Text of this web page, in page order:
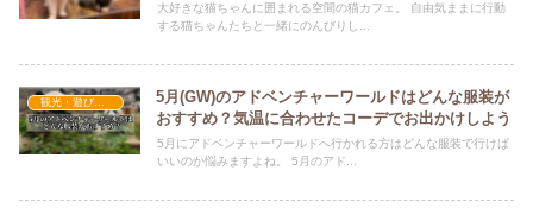
大好きな猫ちゃんに囲まれる空間の猫カフェ。 自由気ままに行動
する猫ちゃんたちと一緒にのんびりし...
観光・遊びスポット×おすすめの服装
5月(GW)のアドベンチャーワールドはどんな服装が
おすすめ？気温に合わせたコーデでお出かけしよう
5月にアドベンチャーワールドへ行かれる方はどんな服装で行けば
いいのか悩みますよね。 5月のアド...